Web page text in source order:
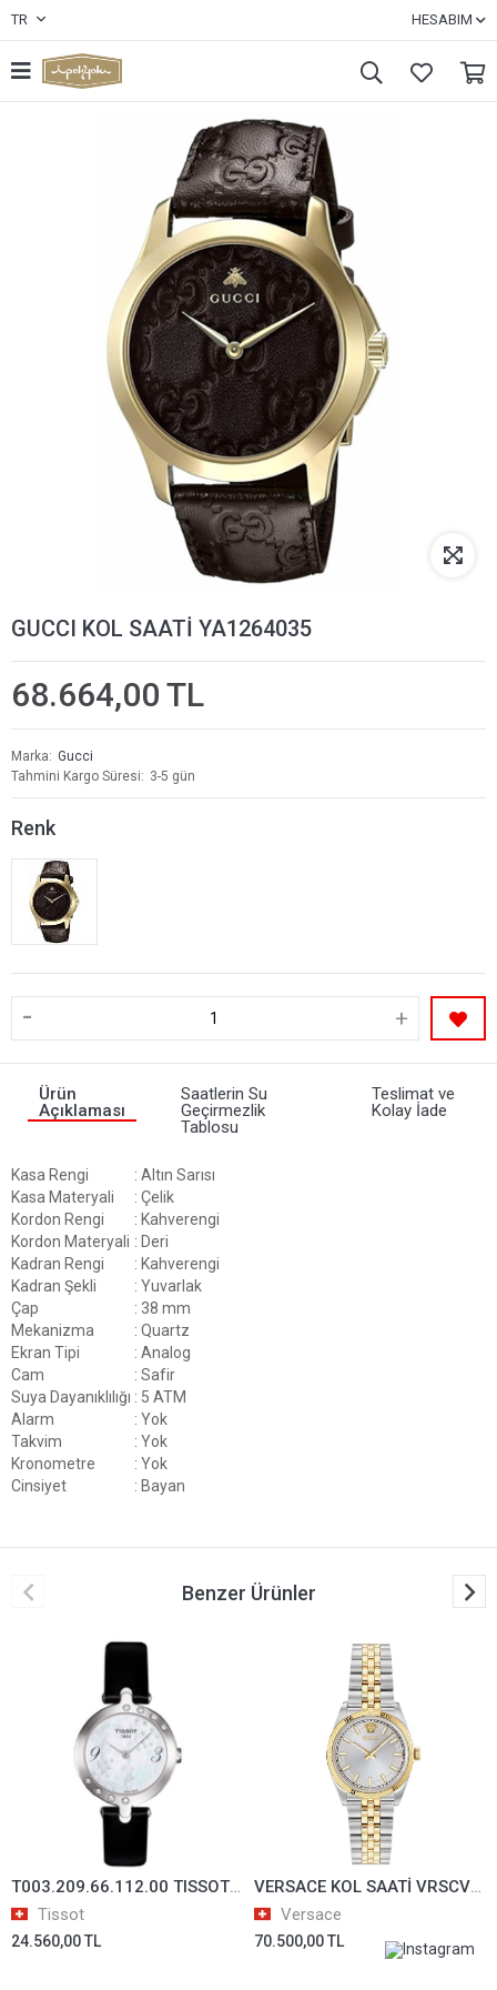
TR HESABIM
GUCCI KOL SAATİ YA1264035
68.664,00 TL
Marka
Gucci
Tahmini Kargo Süresi
3-5 gün
Renk
- +
Ürün
Açıklaması
Saatlerin Su
Geçirmezlik
Tablosu
Teslimat ve
Kolay İade
Kasa Rengi
: Altın Sarısı
Kasa Materyali
: Çelik
Kordon Rengi
: Kahverengi
Kordon Materyali : Deri
Kadran Rengi
: Kahverengi
Kadran Şekli
: Yuvarlak
Çap
: 38 mm
Mekanizma
: Quartz
Ekran Tipi
: Analog
Cam
: Safir
Suya Dayanıklılığı : 5 ATM
Alarm
: Yok
Takvim
: Yok
Kronometre
: Yok
Cinsiyet
: Bayan
Benzer Ürünler
T003.209.66.112.00 TISSOT KOL SAATİ T0032096611200
Tissot
24.560,00 TL
VERSACE KOL SAATİ VRSCVE5K00926
Versace
70.500,00 TL